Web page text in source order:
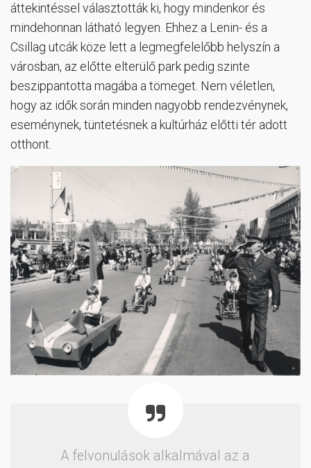
áttekintéssel választották ki, hogy mindenkor és
mindehonnan látható legyen. Ehhez a Lenin- és a
Csillag utcák köze lett a legmegfelelőbb helyszín a
városban, az előtte elterülő park pedig szinte
beszippantotta magába a tömeget. Nem véletlen,
hogy az idők során minden nagyobb rendezvénynek,
eseménynek, tüntetésnek a kultúrház előtti tér adott
otthont.
A felvonulások alkalmával az a